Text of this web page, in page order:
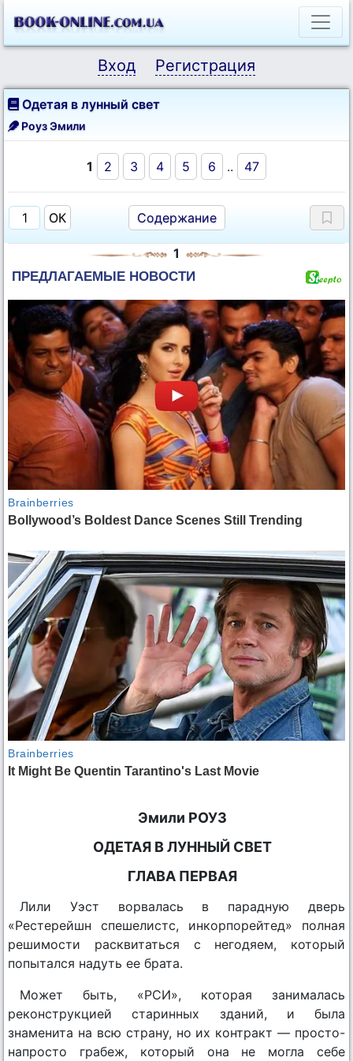
Вход Регистрация
Одетая в лунный свет
Роуз Эмили
1 2 3 4 5 6 .. 47
Содержание
1
Эмили РОУЗ
ОДЕТАЯ В ЛУННЫЙ СВЕТ
ГЛАВА ПЕРВАЯ
Лили Уэст ворвалась в парадную дверь
«Рестерейшн спешелистс, инкорпорейтед» полная
решимости расквитаться с негодяем, который
попытался надуть ее брата.
Может быть, «РСИ», которая занималась
реконструкцией старинных зданий, и была
знаменита на всю страну, но их контракт — просто-
напросто грабеж, который она не могла себе